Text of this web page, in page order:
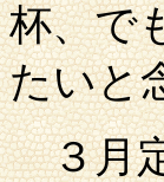
杯、で
たいと
３月定